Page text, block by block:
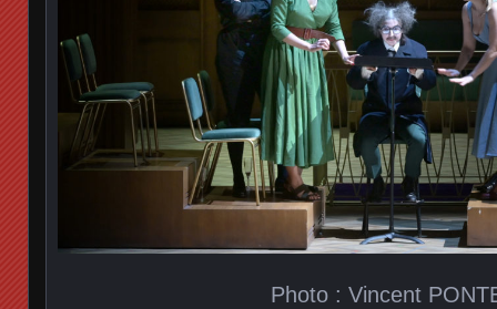
Photo : Vincent